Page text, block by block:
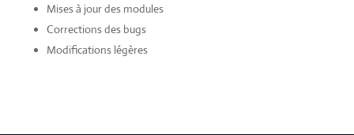
Mises à jour des modules
Corrections des bugs
Modifications légères